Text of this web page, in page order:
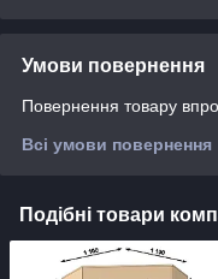
Умови повернення
Повернення товару
Всі умови повернення
Подібні товари